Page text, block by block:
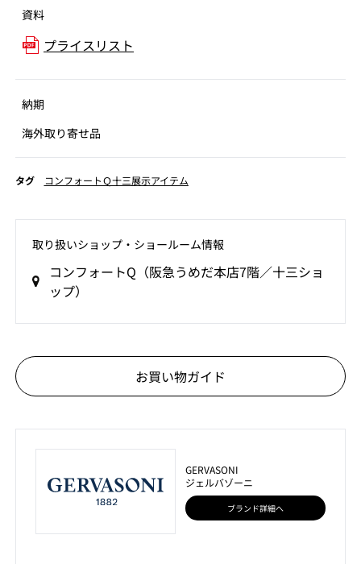
資料
プライスリスト
納期
海外取り寄せ品
タグ コンフォートＱ十三展示アイテム
取り扱いショップ‧ショールーム情報
コンフォートQ（阪急うめだ本店7階／十三ショ
ップ）
お買い物ガイド
GERVASONI
ジェルバゾーニ
ブランド詳細へ